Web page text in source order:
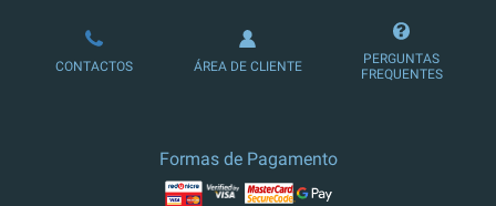
CONTACTOS ÁREA DE CLIENTE
PERGUNTAS
FREQUENTES
Formas de Pagamento